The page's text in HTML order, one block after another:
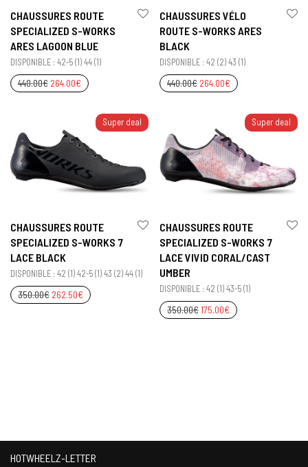
CHAUSSURES ROUTE
SPECIALIZED S-WORKS
ARES LAGOON BLUE
DISPONIBLE : 42-5 (1) 44 (1)
440.00€ 264.00€
CHAUSSURES VÉLO
ROUTE S-WORKS ARES
BLACK
DISPONIBLE : 42 (2) 43 (1)
440.00€ 264.00€
Super deal
CHAUSSURES ROUTE
SPECIALIZED S-WORKS 7
LACE BLACK
DISPONIBLE : 42 (1) 42-5 (1) 43 (2) 44 (1)
350.00€ 262.50€
Super deal
CHAUSSURES ROUTE
SPECIALIZED S-WORKS 7
LACE VIVID CORAL/CAST
UMBER
DISPONIBLE : 42 (1) 43-5 (1)
350.00€175.00€
HOTWHEELZ-LETTER